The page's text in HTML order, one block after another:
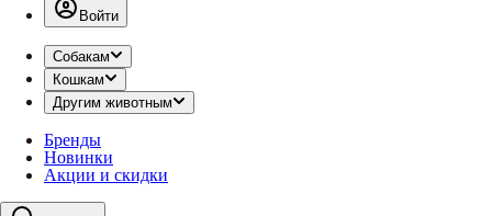
Войти
Собакам
Кошкам
Другим животным
Бренды
Новинки
Акции и скидки